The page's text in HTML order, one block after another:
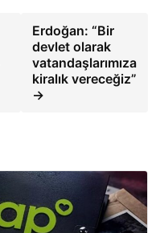
Erdoğan: “Bir
devlet olarak
vatandaşlarımıza
kiralık vereceğiz”
→